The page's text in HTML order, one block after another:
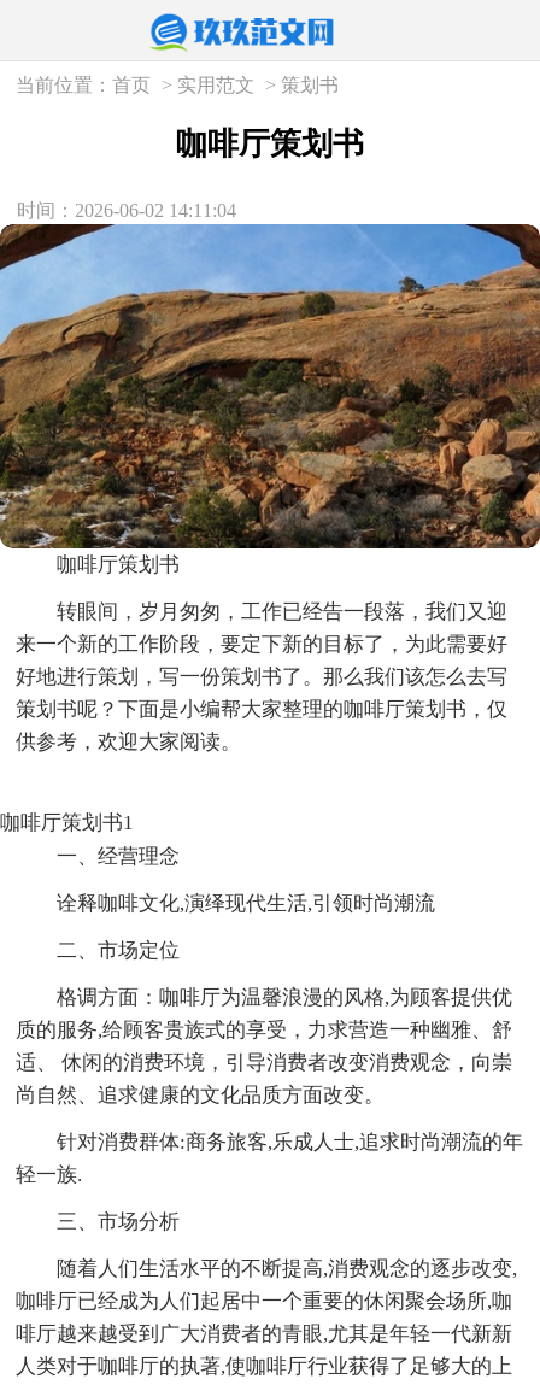
当前位置：首页 > 实用范文 > 策划书
咖啡厅策划书
时间：2026-06-02 14:11:04
咖啡厅策划书
转眼间，岁月匆匆，工作已经告一段落，我们又迎
来一个新的工作阶段，要定下新的目标了，为此需要好
好地进行策划，写一份策划书了。那么我们该怎么去写
策划书呢？下面是小编帮大家整理的咖啡厅策划书，仅
供参考，欢迎大家阅读。
咖啡厅策划书1
一、经营理念
诠释咖啡文化,演绎现代生活,引领时尚潮流
二、市场定位
格调方面：咖啡厅为温馨浪漫的风格,为顾客提供优
质的服务,给顾客贵族式的享受，力求营造一种幽雅、舒
适、 休闲的消费环境，引导消费者改变消费观念，向崇
尚自然、追求健康的文化品质方面改变。
针对消费群体:商务旅客,乐成人士,追求时尚潮流的年
轻一族.
三、市场分析
随着人们生活水平的不断提高,消费观念的逐步改变,
咖啡厅已经成为人们起居中一个重要的休闲聚会场所,咖
啡厅越来越受到广大消费者的青眼,尤其是年轻一代新新
人类对于咖啡厅的执著,使咖啡厅行业获得了足够大的上